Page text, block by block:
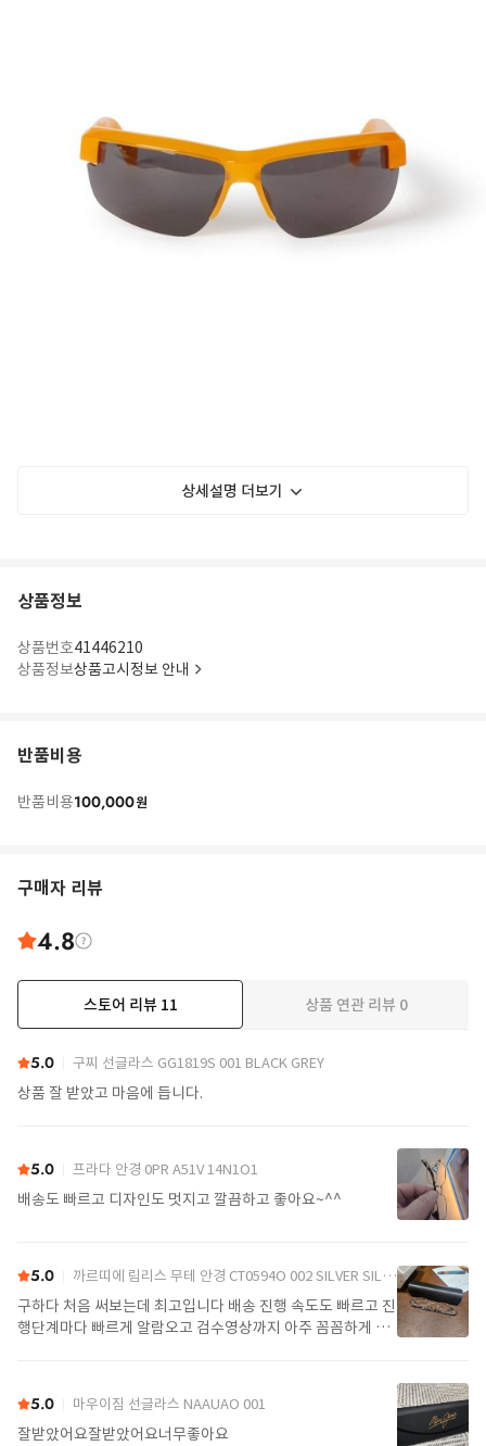
상세설명 더보기
상품정보
상품번호41446210
상품정보상품고시정보 안내
반품비용
반품비용100,000원
구매자 리뷰
4.8
스토어 리뷰 11 상품 연관 리뷰 0
5.0 구찌 선글라스 GG1819S 001 BLACK GREY
상품 잘 받았고 마음에 듭니다.
5.0 프라다 안경 0PR A51V 14N1O1
배송도 빠르고 디자인도 멋지고 깔끔하고 좋아요~^^
5.0 까르띠에 림리스 무테 안경 CT0594O 002 SILVER SILVER TRANSPARENT
구하다 처음 써보는데 최고입니다 배송 진행 속도도 빠르고 진
행단계마다 빠르게 알람오고 검수영상까지 아주 꼼꼼하게 찍
5.0 마우이짐 선글라스 NAAUAO 001
잘받았어요잘받았어요너무좋아요